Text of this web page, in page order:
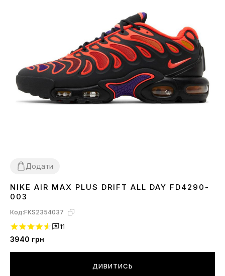
Додати
4142 4344 45
NIKE AIR MAX PLUS DRIFT ALL DAY FD4290-
003
Код:FKS2354037
11
3940 грн
ДИВИТИСЬ